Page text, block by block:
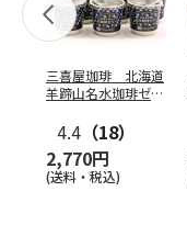
三喜屋珈琲 北海道
羊蹄山名水珈琲ゼリ
4.4 （18）
2,770円
(送料・税込)